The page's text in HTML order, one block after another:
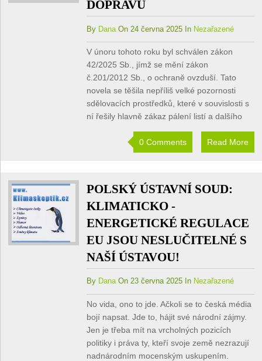
DOPRAVU
By DanaOn 24 června 2025 In Nezařazené
V únoru tohoto roku byl schválen zákon
42/2025 Sb., jímž se mění zákon
č.201/2012 Sb., o ochraně ovzduší. Tato
novela se těšila nepříliš velké pozornosti
sdělovacích prostředků, které v souvislosti s
ní řešily hlavně zákaz pálení listí a dalšího
0 Comments Read More
POLSKÝ ÚSTAVNÍ SOUD:
KLIMATICKO -
ENERGETICKÉ REGULACE
EU JSOU NESLUČITELNÉ S
NAŠÍ ÚSTAVOU!
By DanaOn 23 června 2025 In Nezařazené
No vida, ono to jde. Ačkoli se to česká média
bojí napsat. Jde to, hájit své národní zájmy.
Jen je třeba mít na vrcholných pozicích
politiky i práva ty, kteří svoje země nezrazují
nadnárodním mocenským uskupením.